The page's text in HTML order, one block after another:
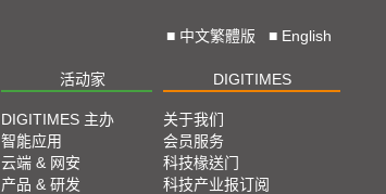
■ 中文繁體版 ■ English
活动家 DIGITIMES
DIGITIMES 主办
智能应用
云端 & 网安
产品 & 研发
关于我们
会员服务
科技椽送门
科技产业报订阅